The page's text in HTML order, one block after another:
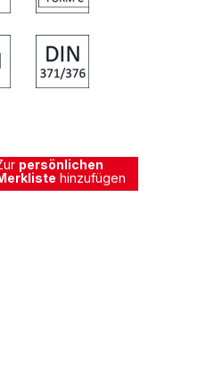
persönlichen
hinzufügen